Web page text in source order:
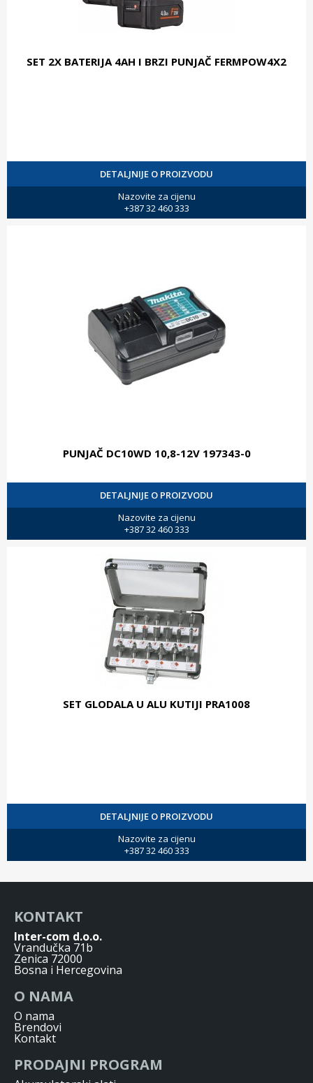
SET 2X BATERIJA 4AH I BRZI PUNJAČ FERMPOW4X2
DETALJNIJE O PROIZVODU
Nazovite za cijenu
+387 32 460 333
PUNJAČ DC10WD 10,8-12V 197343-0
DETALJNIJE O PROIZVODU
Nazovite za cijenu
+387 32 460 333
SET GLODALA U ALU KUTIJI PRA1008
DETALJNIJE O PROIZVODU
Nazovite za cijenu
+387 32 460 333
KONTAKT
Inter-com d.o.o.
Vrandučka 71b
Zenica 72000
Bosna i Hercegovina
O NAMA
O nama
Brendovi
Kontakt
PRODAJNI PROGRAM